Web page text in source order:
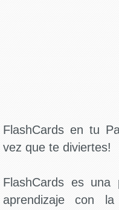
FlashCards en tu
vez que te diviertes!
FlashCards es una
aprendizaje con